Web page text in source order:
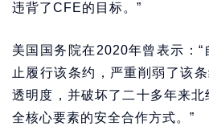
违背了CFE的目标。”
美国国务院在2020年曾表示：
止履行该条约，严重削弱了该
透明度，并破坏了二十多年来
全核心要素的安全合作方式。”